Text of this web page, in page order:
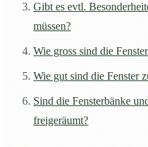
Gibt es evtl.
müssen?
Wie gross sind die
Wie gut sind die Fenster
Sind die Fensterbänke
freigeräumt?